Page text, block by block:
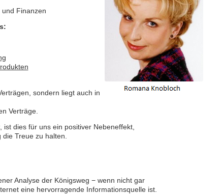
Finanzen
sondern liegt auch in
Verträge.
dies für uns ein positiver Nebeneffekt,
Treue zu halten.
Analyse der Königsweg − wenn nicht gar
eine hervorragende Informationsquelle ist.